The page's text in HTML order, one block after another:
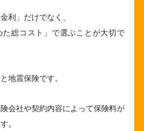
利」だけでなく、
た総コスト」で選ぶことが大切で
地震保険です。
会社や契約内容によって保険料が
。